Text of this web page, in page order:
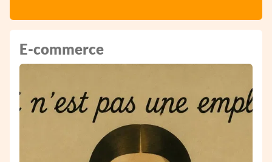
E-commerce